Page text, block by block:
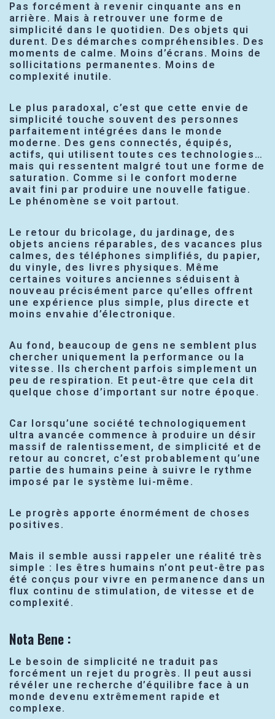
Pas forcément à revenir cinquante ans en
arrière. Mais à retrouver une forme de
simplicité dans le quotidien. Des objets qui
durent. Des démarches compréhensibles. Des
moments de calme. Moins d’écrans. Moins de
sollicitations permanentes. Moins de
complexité inutile.
Le plus paradoxal, c’est que cette envie de
simplicité touche souvent des personnes
parfaitement intégrées dans le monde
moderne. Des gens connectés, équipés,
actifs, qui utilisent toutes ces technologies…
mais qui ressentent malgré tout une forme de
saturation. Comme si le confort moderne
avait fini par produire une nouvelle fatigue.
Le phénomène se voit partout.
Le retour du bricolage, du jardinage, des
objets anciens réparables, des vacances plus
calmes, des téléphones simplifiés, du papier,
du vinyle, des livres physiques. Même
certaines voitures anciennes séduisent à
nouveau précisément parce qu’elles offrent
une expérience plus simple, plus directe et
moins envahie d’électronique.
Au fond, beaucoup de gens ne semblent plus
chercher uniquement la performance ou la
vitesse. Ils cherchent parfois simplement un
peu de respiration. Et peut-être que cela dit
quelque chose d’important sur notre époque.
Car lorsqu’une société technologiquement
ultra avancée commence à produire un désir
massif de ralentissement, de simplicité et de
retour au concret, c’est probablement qu’une
partie des humains peine à suivre le rythme
imposé par le système lui-même.
Le progrès apporte énormément de choses
positives.
Mais il semble aussi rappeler une réalité très
simple : les êtres humains n’ont peut-être pas
été conçus pour vivre en permanence dans un
flux continu de stimulation, de vitesse et de
complexité.
Nota Bene :
Le besoin de simplicité ne traduit pas
forcément un rejet du progrès. Il peut aussi
révéler une recherche d’équilibre face à un
monde devenu extrêmement rapide et
complexe.